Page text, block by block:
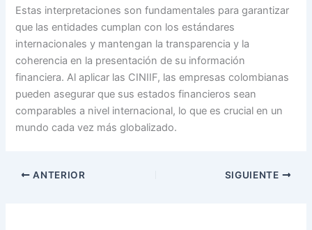
Estas interpretaciones son fundamentales para garantizar
que las entidades cumplan con los estándares
internacionales y mantengan la transparencia y la
coherencia en la presentación de su información
financiera. Al aplicar las CINIIF, las empresas colombianas
pueden asegurar que sus estados financieros sean
comparables a nivel internacional, lo que es crucial en un
mundo cada vez más globalizado.
ANTERIOR SIGUIENTE